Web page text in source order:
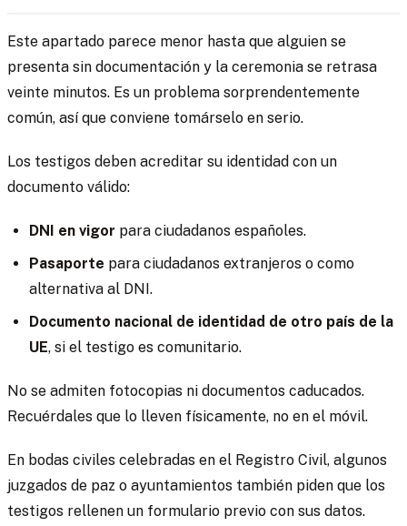
Este apartado parece menor hasta que alguien se
presenta sin documentación y la ceremonia se retrasa
veinte minutos. Es un problema sorprendentemente
común, así que conviene tomárselo en serio.
Los testigos deben acreditar su identidad con un
documento válido:
DNI en vigor para ciudadanos españoles.
Pasaporte para ciudadanos extranjeros o como
alternativa al DNI.
Documento nacional de identidad de otro país de la
UE, si el testigo es comunitario.
No se admiten fotocopias ni documentos caducados.
Recuérdales que lo lleven físicamente, no en el móvil.
En bodas civiles celebradas en el Registro Civil, algunos
juzgados de paz o ayuntamientos también piden que los
testigos rellenen un formulario previo con sus datos.